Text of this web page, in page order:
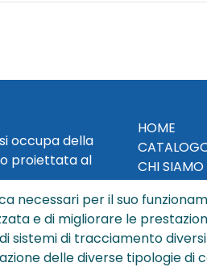
occupa della
proiettata al
HOME
CHI SIAMO
NEWS
necessari per il suo
e di migliorare le
sistemi di tracciamento
delle diverse tipologie di